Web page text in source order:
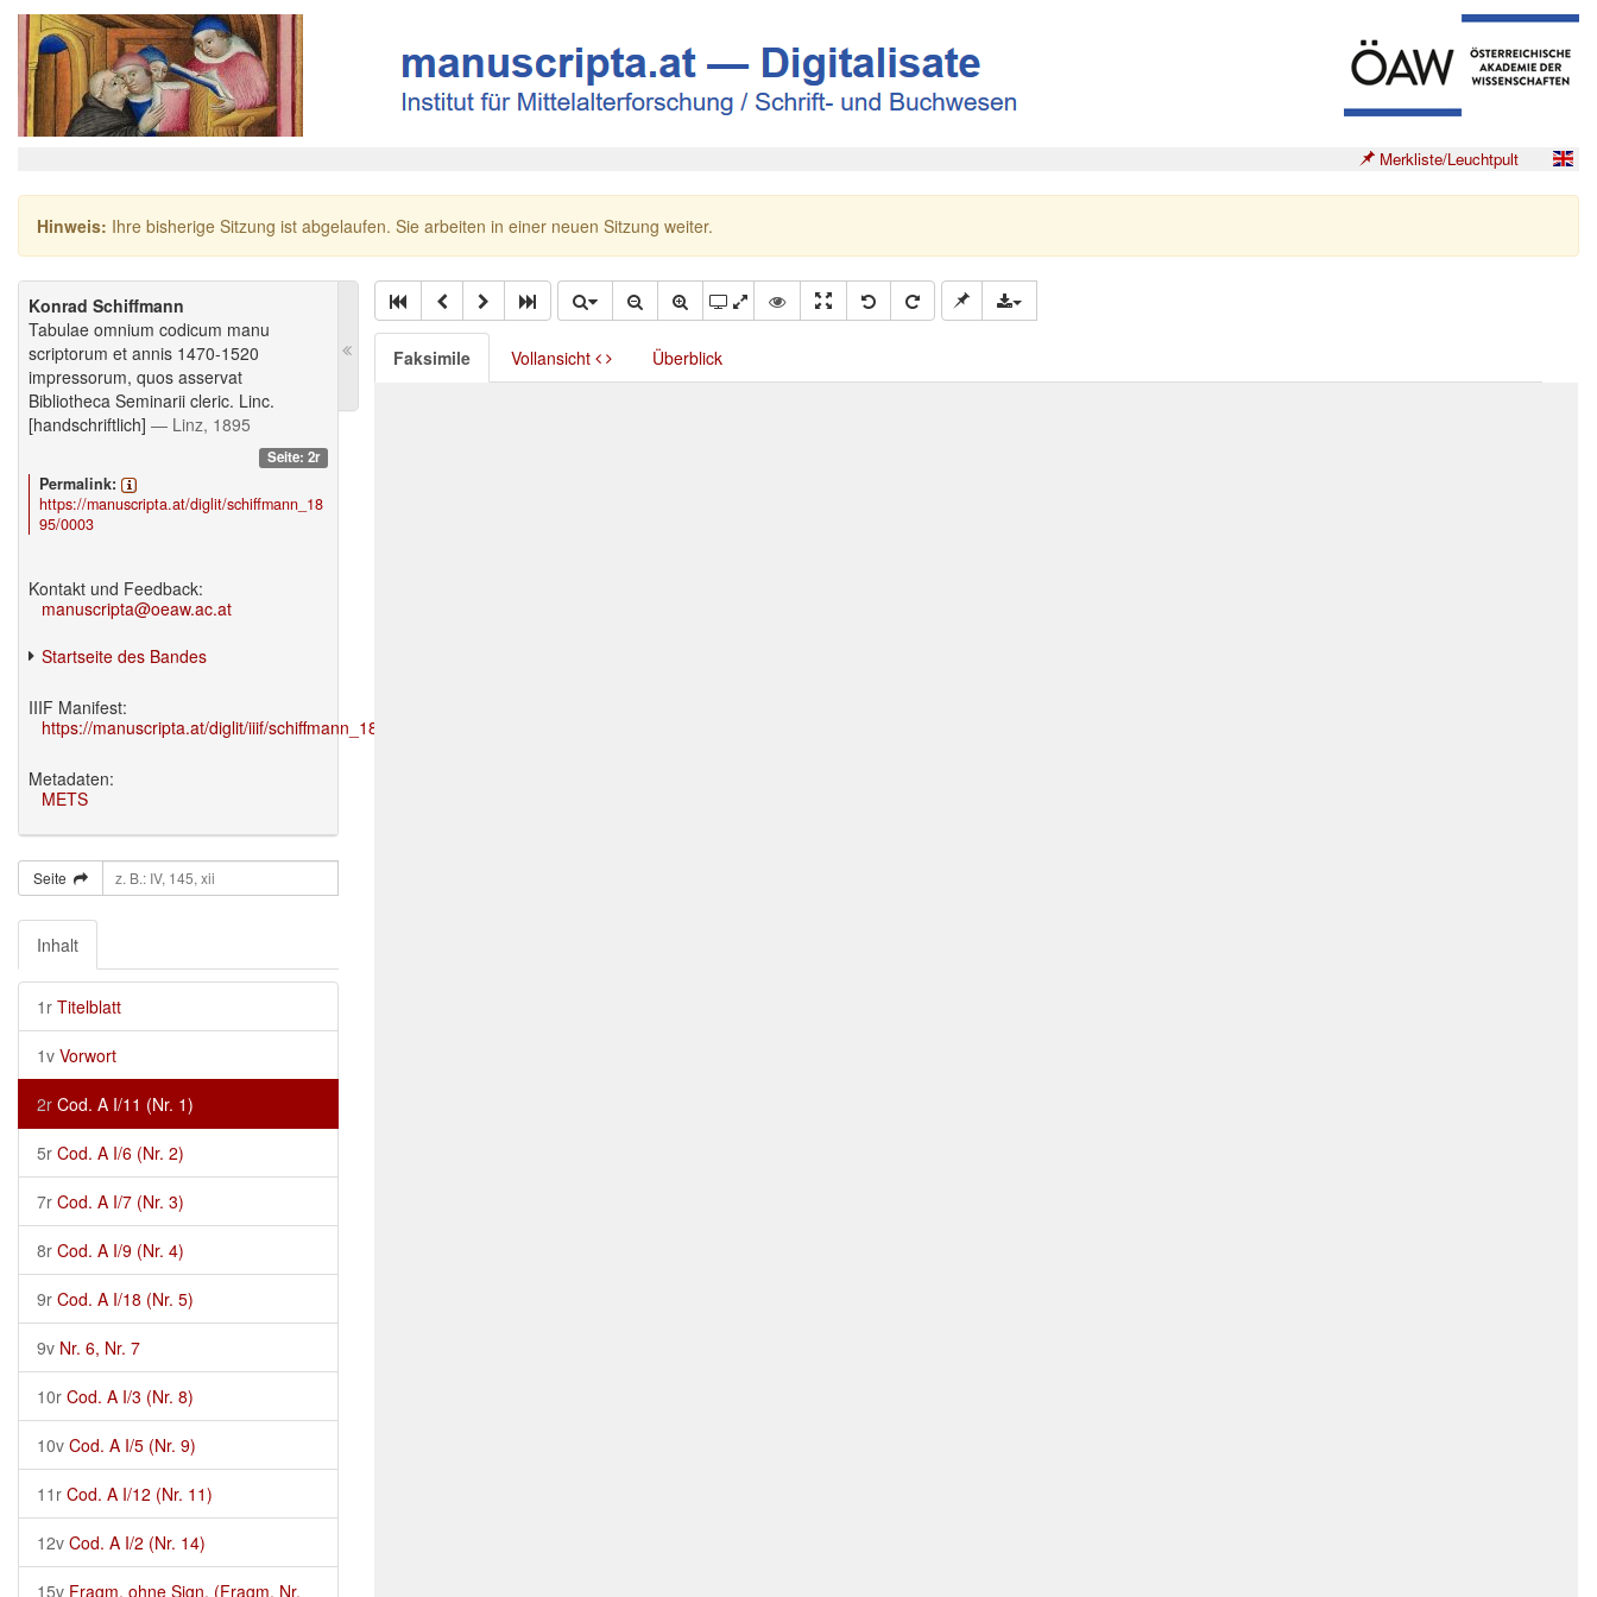
Merkliste/Leuchtpult
Hinweis: Ihre bisherige Sitzung ist abgelaufen. Sie arbeiten in einer neuen Sitzung weiter.
Konrad Schiffmann
Tabulae omnium codicum manu
scriptorum et annis 1470-1520
impressorum, quos asservat
Bibliotheca Seminarii cleric. Linc.
[handschriftlich] — Linz, 1895
Seite: 2r
Permalink:
https://manuscripta.at/diglit/schiffmann_18
95/0003
Kontakt und Feedback:
manuscripta@oeaw.ac.at
Startseite des Bandes
IIIF Manifest:
https://manuscripta.at/diglit/iiif/schiffmann_1895/manifest.json
Metadaten:
METS
Seite
Inhalt
1r Titelblatt
1v Vorwort
2r Cod. A I/11 (Nr. 1)
5r Cod. A I/6 (Nr. 2)
7r Cod. A I/7 (Nr. 3)
8r Cod. A I/9 (Nr. 4)
9r Cod. A I/18 (Nr. 5)
9v Nr. 6, Nr. 7
10r Cod. A I/3 (Nr. 8)
10v Cod. A I/5 (Nr. 9)
11r Cod. A I/12 (Nr. 11)
12v Cod. A I/2 (Nr. 14)
15v Fragm. ohne Sign. (Fragm. Nr.
Faksimile Vollansicht Überblick